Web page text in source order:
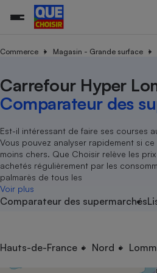
Commerce Magasin - Grande surface
Carrefour Hyper
Comparateur des
Est-il intéressant de faire ses courses
Vous pouvez analyser rapidement si
moins chers. Que Choisir relève les
achetés régulièrement par les
palmarès de tous les
Voir plus
Comparateur des supermarchés
Hauts-de-France Nord
Toutes les actualités
Enquêtes
Guides d'achat
Conseils
Brèves
Tous les services
Soumettre un litige
Lettres types
Rencontrer une association
Tous nos combats
Nos actions
Nos grandes victoires
Les billets de la présidente
Nos associations locales
Nous rejoindre
En savoir plus sur Que
L’association
Nos missions
Notre méthodologie
Notre financement
Nos partenaires
Nous rejoindre